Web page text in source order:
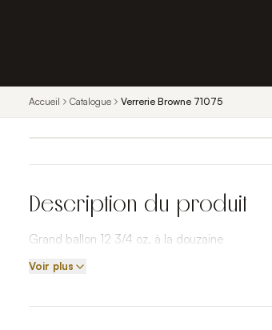
Accueil Catalogue Verrerie Browne 71075
Description du produit
Grand ballon 12 3/4 oz, à la douzaine
Voir plus